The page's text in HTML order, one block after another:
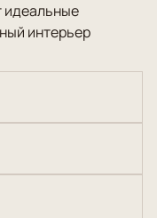
идеальные
интерьер